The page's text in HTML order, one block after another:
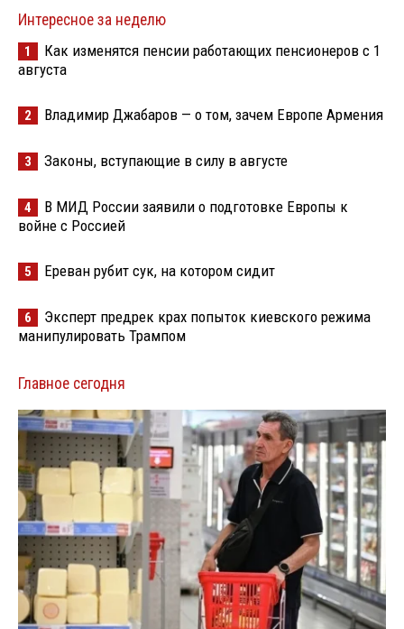
Интересное за неделю
1
Как изменятся пенсии работающих пенсионеров с 1
августа
2 Владимир Джабаров — о том, зачем Европе Армения
3 Законы, вступающие в силу в августе
4
В МИД России заявили о подготовке Европы к
войне с Россией
5 Ереван рубит сук, на котором сидит
6
Эксперт предрек крах попыток киевского режима
манипулировать Трампом
Главное сегодня